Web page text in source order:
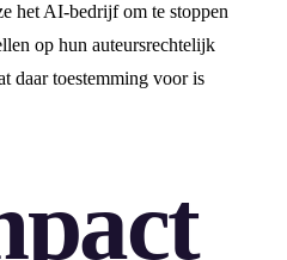
het AI-bedrijf om te stoppen
op hun auteursrechtelijk
daar toestemming voor is